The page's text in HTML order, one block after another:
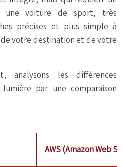
une voiture de sport, très
précises et plus simple à
votre destination et de votre
les différences
par une comparaison
AWS (Amazon Web